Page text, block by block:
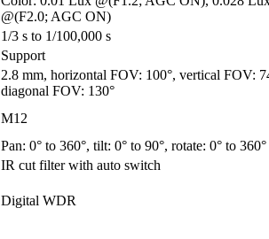
@(F2.0; AGC ON)
1/3 s to 1/100,000 s
Support
2.8 mm, horizontal FOV: 100°, vertical FOV:
diagonal FOV: 130°
M12
Pan: 0° to 360°, tilt: 0° to 90°, rotate: 0° to 360°
IR cut filter with auto switch
Digital WDR